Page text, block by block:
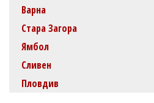
Варна
Стара Загора
Ямбол
Сливен
Пловдив